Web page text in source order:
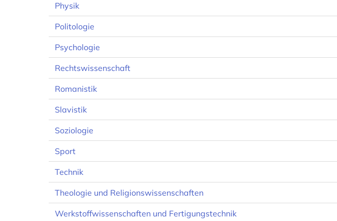
Physik
Politologie
Psychologie
Rechtswissenschaft
Romanistik
Slavistik
Soziologie
Sport
Technik
Theologie und Religionswissenschaften
Werkstoffwissenschaften und Fertigungstechnik